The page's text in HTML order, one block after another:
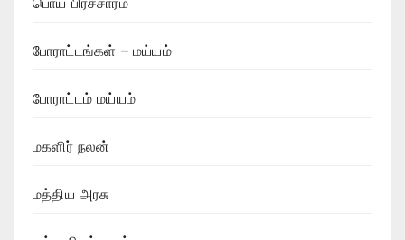
போராட்டங்கள் – மய்யம்
போராட்டம் மய்யம்
மகளிர் நலன்
மத்திய அரசு